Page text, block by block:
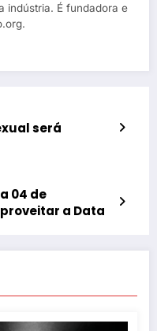
indústria. É fundadora e
será
04 de
a Data